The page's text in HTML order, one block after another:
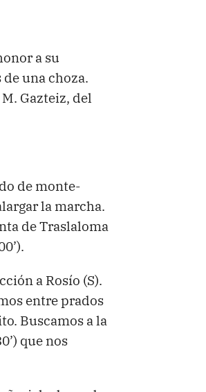
a su
una choza.
Gazteiz, del
de monte-
la marcha.
de Traslaloma
a Rosío (S).
entre prados
Buscamos a la
que nos